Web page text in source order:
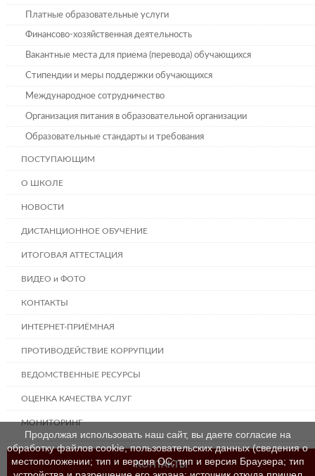
Платные образовательные услуги
Финансово-хозяйственная деятельность
Вакантные места для приема (перевода) обучающихся
Стипендии и меры поддержки обучающихся
Международное сотрудничество
Организация питания в образовательной организации
Образовательные стандарты и требования
ПОСТУПАЮЩИМ
О ШКОЛЕ
НОВОСТИ
ДИСТАНЦИОННОЕ ОБУЧЕНИЕ
ИТОГОВАЯ АТТЕСТАЦИЯ
ВИДЕО и ФОТО
КОНТАКТЫ
ИНТЕРНЕТ-ПРИЁМНАЯ
ПРОТИВОДЕЙСТВИЕ КОРРУПЦИИ
ВЕДОМСТВЕННЫЕ РЕСУРСЫ
ОЦЕНКА КАЧЕСТВА УСЛУГ
МОНИТОРИНГ
КОНТАКТЫ
Продолжая использовать наш сайт, вы даете согласие на
обработку файлов cookie, пользовательских данных (сведения о
местоположении; тип и версия ОС; тип и версия Браузера; тип